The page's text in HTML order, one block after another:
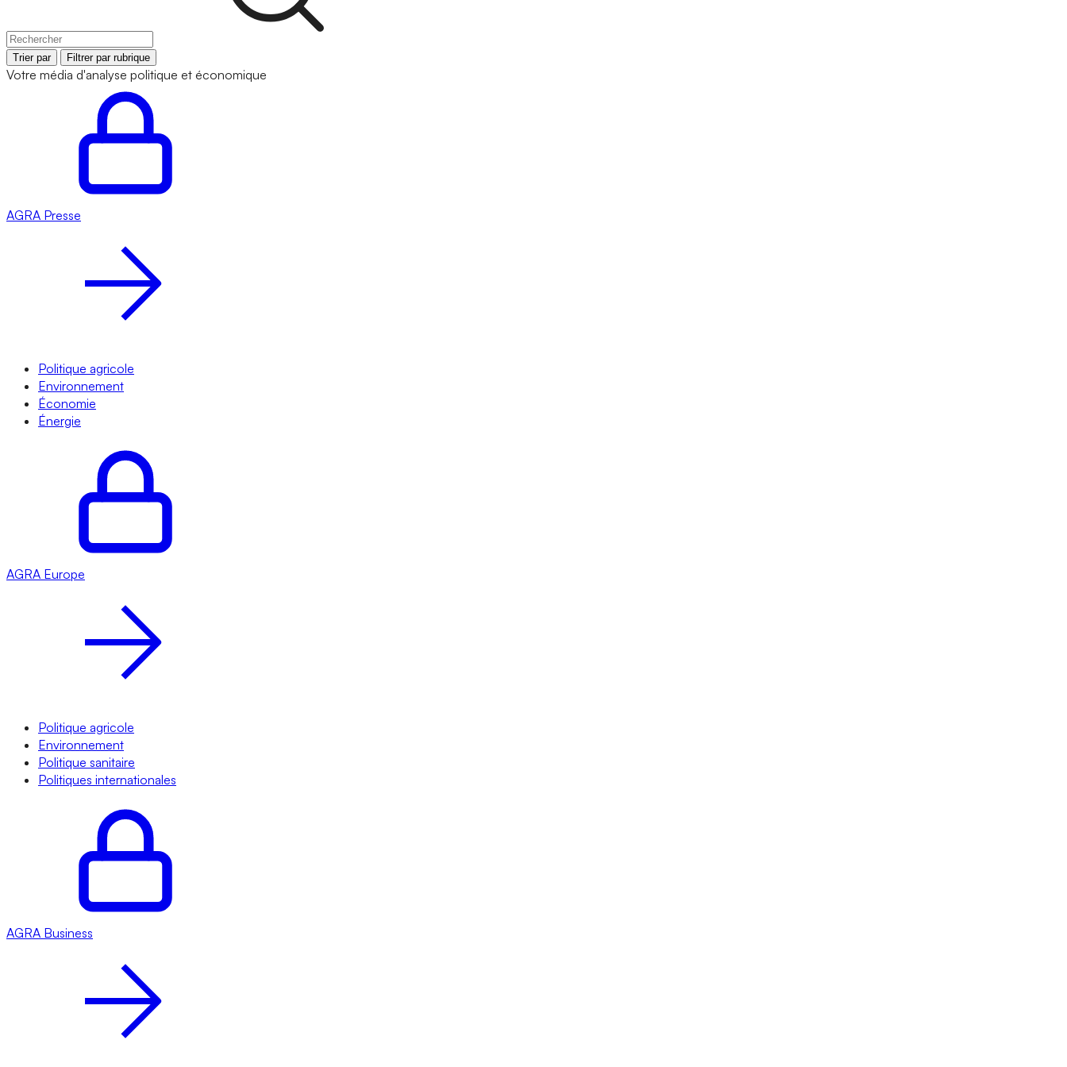
Trier par Filtrer par rubrique
Votre média d'analyse politique et économique
AGRA Presse
Politique agricole
Environnement
Économie
Énergie
AGRA Europe
Politique agricole
Environnement
Politique sanitaire
Politiques internationales
AGRA Business